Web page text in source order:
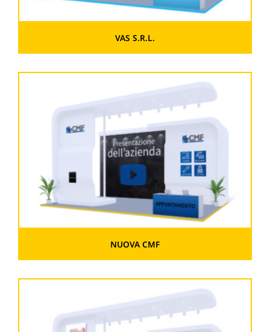
VAS S.R.L.
NUOVA CMF